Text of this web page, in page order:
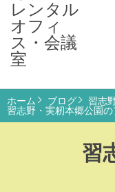
習
ホーム ブログ
習志
習志野・実籾本郷公園